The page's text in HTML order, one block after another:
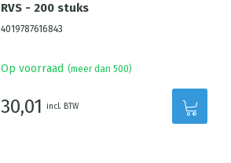
RVS - 200 stuks
4019787616843
Op voorraad (meer dan 500)
30,01 incl. BTW